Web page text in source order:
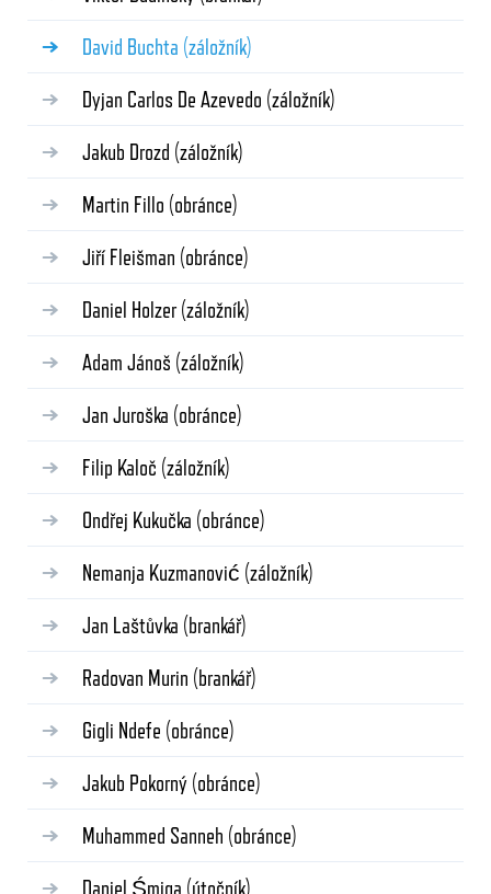
David Buchta (záložník)
Dyjan Carlos De Azevedo (záložník)
Jakub Drozd (záložník)
Martin Fillo (obránce)
Jiří Fleišman (obránce)
Daniel Holzer (záložník)
Adam Jánoš (záložník)
Jan Juroška (obránce)
Filip Kaloč (záložník)
Ondřej Kukučka (obránce)
Nemanja Kuzmanović (záložník)
Jan Laštůvka (brankář)
Radovan Murin (brankář)
Gigli Ndefe (obránce)
Jakub Pokorný (obránce)
Muhammed Sanneh (obránce)
Daniel Śmiga (útočník)